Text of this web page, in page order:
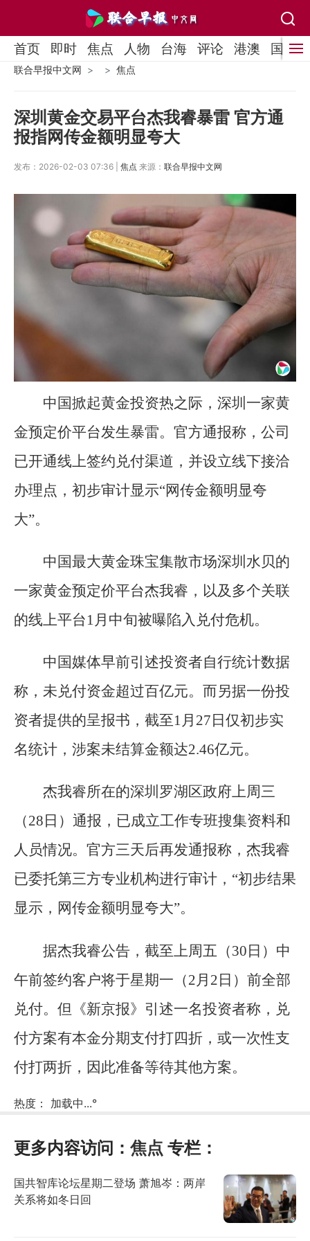
首页 即时 焦点 人物 台海 评论 港澳 国际
联合早报中文网 焦点
深圳黄金交易平台杰我睿暴雷 官方通
报指网传金额明显夸大
发布：2026-02-03 07:36 | 焦点 来源： 联合早报中文网
中国掀起黄金投资热之际，深圳一家黄
金预定价平台发生暴雷。官方通报称，公司
已开通线上签约兑付渠道，并设立线下接洽
办理点，初步审计显示“网传金额明显夸
大”。
中国最大黄金珠宝集散市场深圳水贝的
一家黄金预定价平台杰我睿，以及多个关联
的线上平台1月中旬被曝陷入兑付危机。
中国媒体早前引述投资者自行统计数据
称，未兑付资金超过百亿元。而另据一份投
资者提供的呈报书，截至1月27日仅初步实
名统计，涉案未结算金额达2.46亿元。
杰我睿所在的深圳罗湖区政府上周三
（28日）通报，已成立工作专班搜集资料和
人员情况。官方三天后再发通报称，杰我睿
已委托第三方专业机构进行审计，“初步结果
显示，网传金额明显夸大”。
据杰我睿公告，截至上周五（30日）中
午前签约客户将于星期一（2月2日）前全部
兑付。但《新京报》引述一名投资者称，兑
付方案有本金分期支付打四折，或一次性支
付打两折，因此准备等待其他方案。
热度： 加载中...°
更多内容访问： 焦点 专栏：
国共智库论坛星期二登场 萧旭岑：两岸
关系将如冬日回